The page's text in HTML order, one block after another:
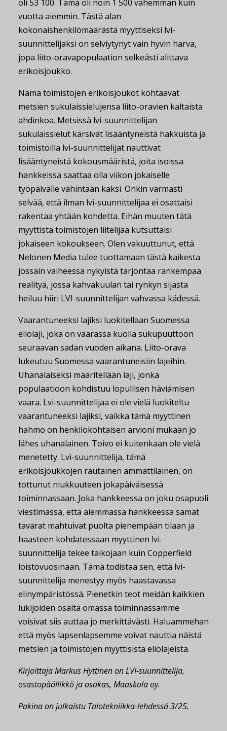
oli 53 100. Tämä oli noin 1 500 vähemmän kuin
vuotta aiemmin. Tästä alan
kokonaishenkilömäärästä myyttiseksi lvi-
suunnittelijaksi on selviytynyt vain hyvin harva,
jopa liito-oravapopulaation selkeästi alittava
erikoisjoukko.
Nämä toimistojen erikoisjoukot kohtaavat
metsien sukulaissielujensa liito-oravien kaltaista
ahdinkoa. Metsissä lvi-suunnittelijan
sukulaissielut kärsivät lisääntyneistä hakkuista ja
toimistoilla lvi-suunnittelijat nauttivat
lisääntyneistä kokousmääristä, joita isoissa
hankkeissa saattaa olla viikon jokaiselle
työpäivälle vähintään kaksi. Onkin varmasti
selvää, että ilman lvi-suunnittelijaa ei osattaisi
rakentaa yhtään kohdetta. Eihän muuten tätä
myyttistä toimistojen liitelijää kutsuttaisi
jokaiseen kokoukseen. Olen vakuuttunut, että
Nelonen Media tulee tuottamaan tästä kaikesta
jossain vaiheessa nykyistä tarjontaa rankempaa
realityä, jossa kahvakuulan tai rynkyn sijasta
heiluu hiiri LVI-suunnittelijan vahvassa kädessä.
Vaarantuneeksi lajiksi luokitellaan Suomessa
eliölaji, joka on vaarassa kuolla sukupuuttoon
seuraavan sadan vuoden aikana. Liito-orava
lukeutuu Suomessa vaarantuneisiin lajeihin.
Uhanalaiseksi määritellään laji, jonka
populaatioon kohdistuu lopullisen häviämisen
vaara. Lvi-suunnittelijaa ei ole vielä luokiteltu
vaarantuneeksi lajiksi, vaikka tämä myyttinen
hahmo on henkilökohtaisen arvioni mukaan jo
lähes uhanalainen. Toivo ei kuitenkaan ole vielä
menetetty. Lvi-suunnittelija, tämä
erikoisjoukkojen rautainen ammattilainen, on
tottunut niukkuuteen jokapäiväisessä
toiminnassaan. Joka hankkeessa on joku osapuoli
viestimässä, että aiemmassa hankkeessa samat
tavarat mahtuivat puolta pienempään tilaan ja
haasteen kohdatessaan myyttinen lvi-
suunnittelija tekee taikojaan kuin Copperfield
loistovuosinaan. Tämä todistaa sen, että lvi-
suunnittelija menestyy myös haastavassa
elinympäristössä. Pienetkin teot meidän kaikkien
lukijoiden osalta omassa toiminnassamme
voisivat siis auttaa jo merkittävästi. Haluammehan
että myös lapsenlapsemme voivat nauttia näistä
metsien ja toimistojen myyttisistä eliölajeista.
Kirjoittaja Markus Hyttinen on LVI-suunnittelija,
osastopäällikkö ja osakas, Maaskola oy.
Pakina on julkaistu Talotekniikka-lehdessä 3/25.